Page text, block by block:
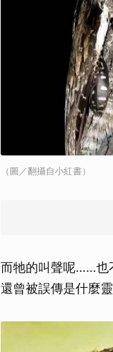
（圖／翻攝自小紅書）
而牠的叫聲呢……也
還曾被誤傳是什麼